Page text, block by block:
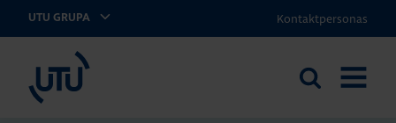
UTU GRUPA Kontaktpersonas
Meklēt